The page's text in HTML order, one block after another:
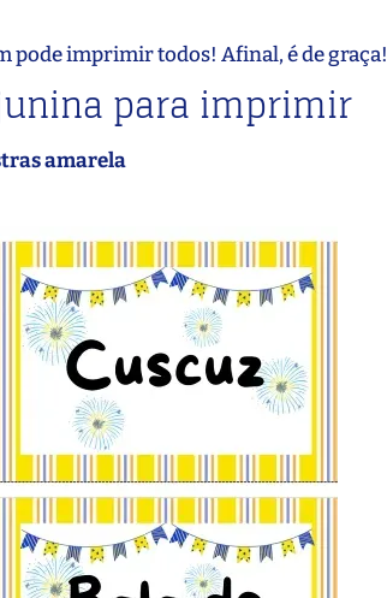
pode imprimir todos! Afinal, é de graça!
para imprimir
amarela